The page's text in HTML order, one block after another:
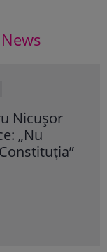
Nicușor
„Nu